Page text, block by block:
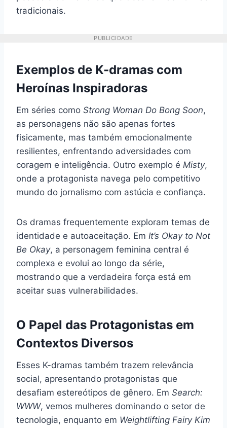
tradicionais.
PUBLICIDADE
Exemplos de K-dramas com
Heroínas Inspiradoras
Em séries como Strong Woman Do Bong Soon,
as personagens não são apenas fortes
fisicamente, mas também emocionalmente
resilientes, enfrentando adversidades com
coragem e inteligência. Outro exemplo é Misty,
onde a protagonista navega pelo competitivo
mundo do jornalismo com astúcia e confiança.
Os dramas frequentemente exploram temas de
identidade e autoaceitação. Em It’s Okay to Not
Be Okay, a personagem feminina central é
complexa e evolui ao longo da série,
mostrando que a verdadeira força está em
aceitar suas vulnerabilidades.
O Papel das Protagonistas em
Contextos Diversos
Esses K-dramas também trazem relevância
social, apresentando protagonistas que
desafiam estereótipos de gênero. Em Search:
WWW, vemos mulheres dominando o setor de
tecnologia, enquanto em Weightlifting Fairy Kim